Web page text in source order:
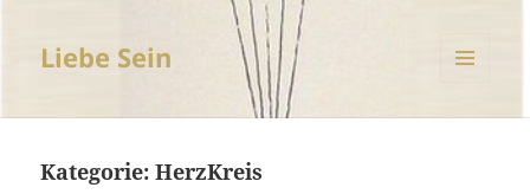
Liebe Sein
Kategorie:HerzKreis